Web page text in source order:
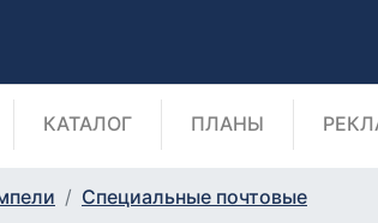
КАТАЛОГ ПЛАНЫ
Специальные почтовые